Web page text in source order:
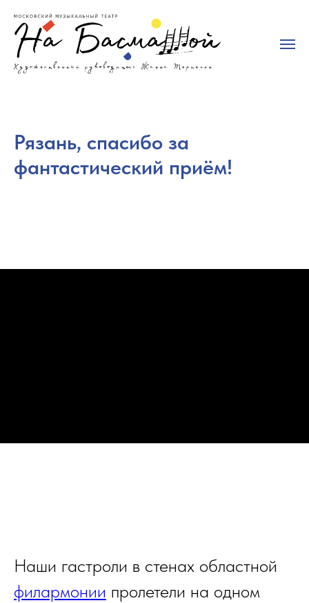
Рязань, спасибо за
фантастический приём!
Наши гастроли в стенах областной
филармонии пролетели на одном